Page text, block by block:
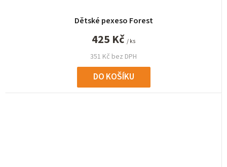
Dětské pexeso Forest
351 Kč bez DPH
425 Kč / ks
DO KOŠÍKU